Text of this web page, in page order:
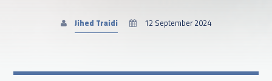
Jihed Traidi 12 September 2024